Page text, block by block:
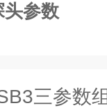
头参数
三参数